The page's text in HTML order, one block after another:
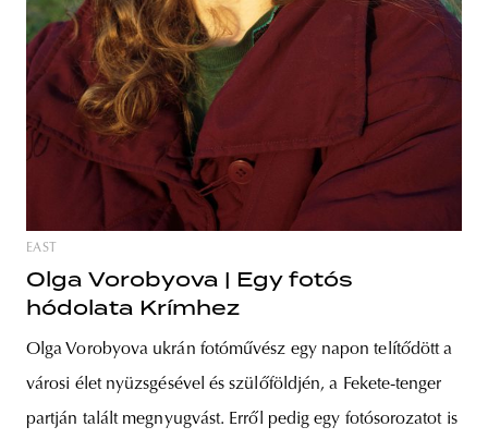
EAST
Olga Vorobyova | Egy fotós
hódolata Krímhez
Olga Vorobyova ukrán fotóművész egy napon telítődött a
városi élet nyüzsgésével és szülőföldjén, a Fekete-tenger
partján talált megnyugvást. Erről pedig egy fotósorozatot is